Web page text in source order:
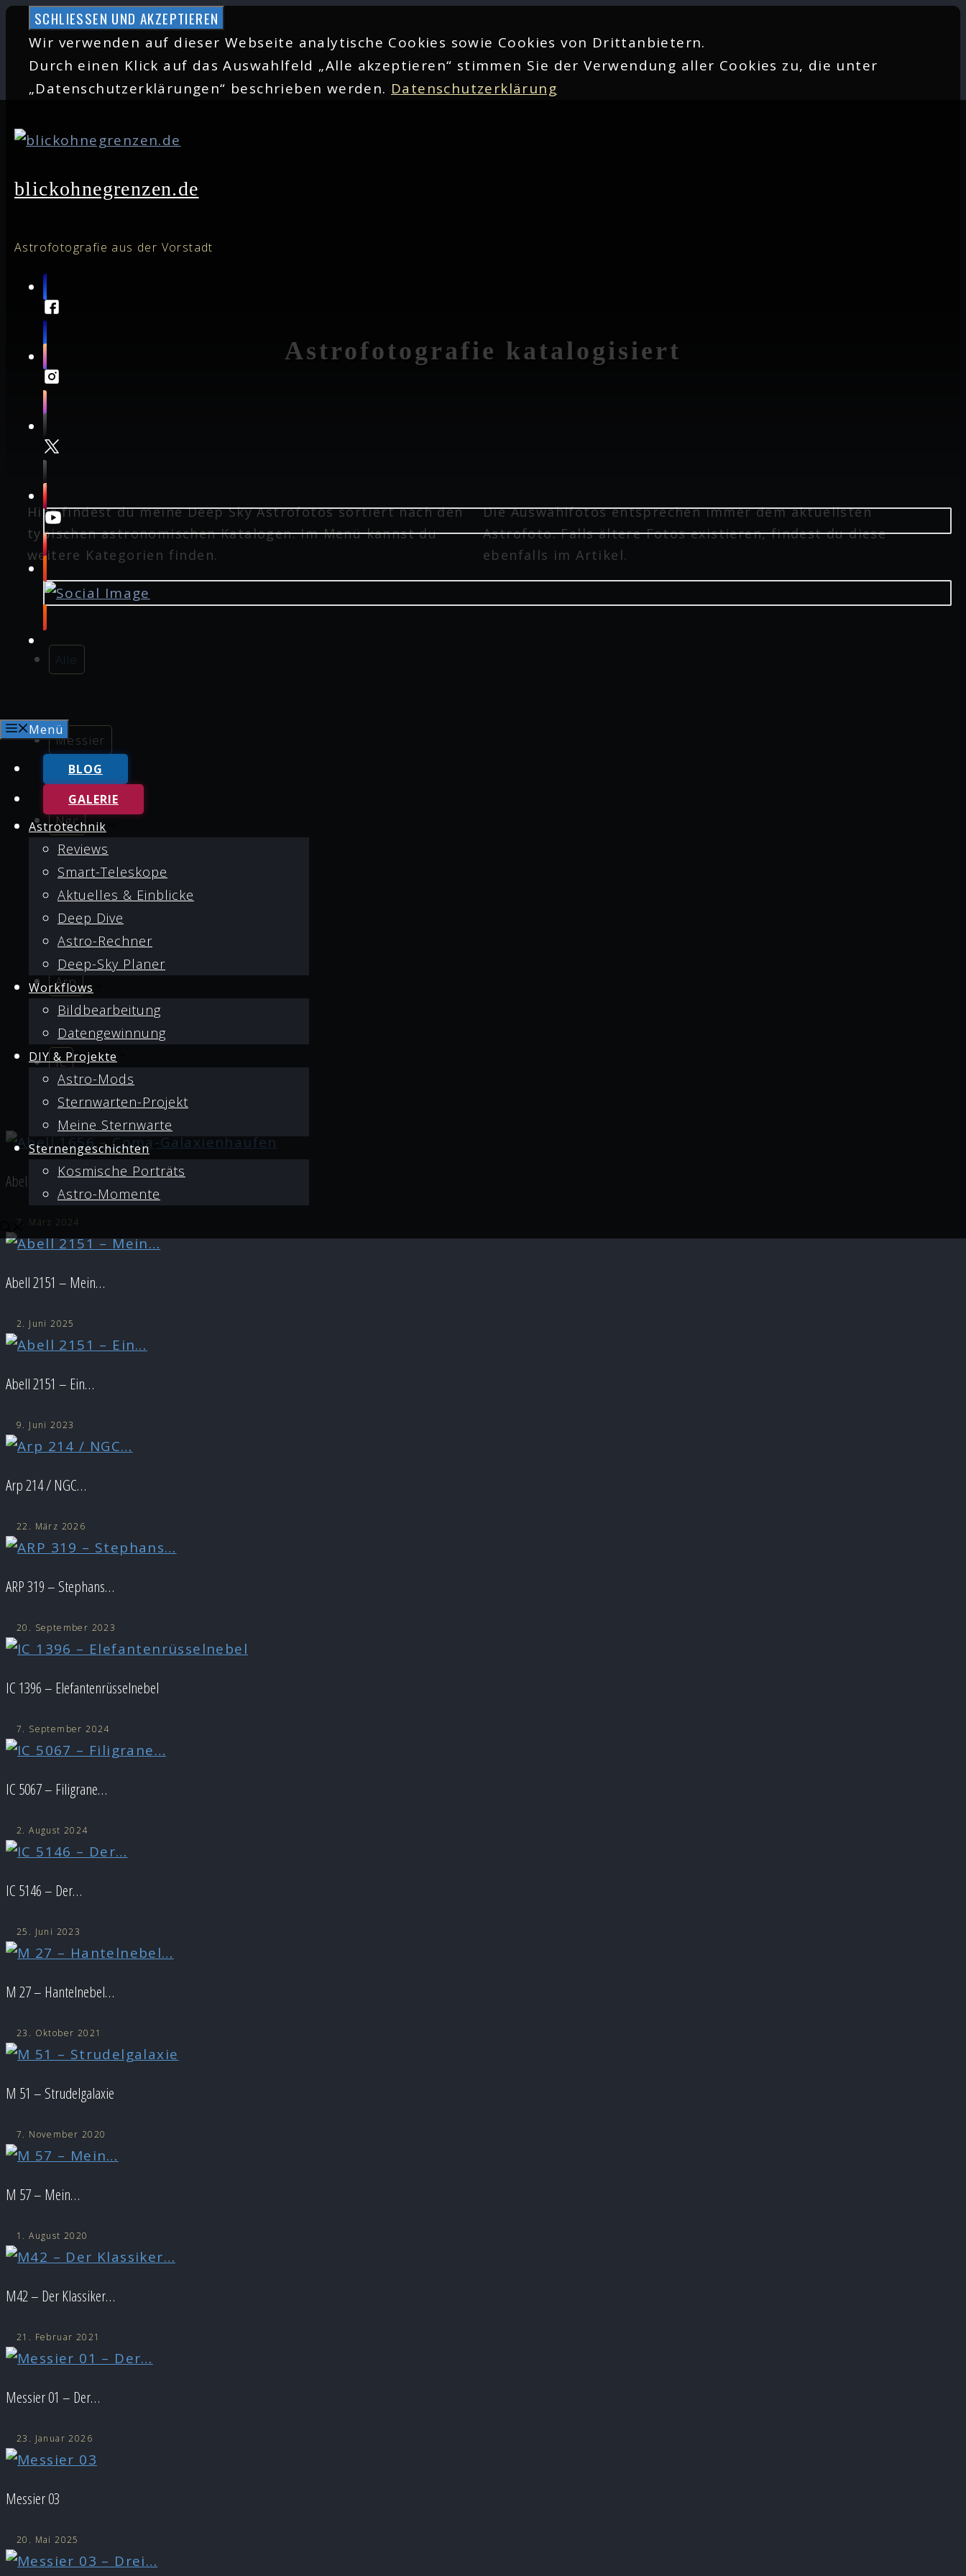
Zum
Inhalt
springen
Wir verwenden auf dieser Webseite analytische Cookies sowie Cookies von Drittanbietern.
Durch einen Klick auf das Auswahlfeld „Alle akzeptieren“ stimmen Sie der Verwendung aller Cookies zu, die unter
„Datenschutzerklärungen“ beschrieben werden. Datenschutzerklärung
blickohnegrenzen.de
Astrofotografie aus der Vorstadt
Menü
BLOG
GALERIE
Astrotechnik
Reviews
Smart-Teleskope
Aktuelles & Einblicke
Deep Dive
Astro-Rechner
Deep-Sky Planer
Workflows
Bildbearbeitung
Datengewinnung
DIY & Projekte
Astro-Mods
Sternwarten-Projekt
Meine Sternwarte
Sternengeschichten
Kosmische Porträts
Astro-Momente
Astrofotografie katalogisiert
Hier findest du meine Deep Sky Astrofotos sortiert nach den
typischen astronomischen Katalogen. Im Menü kannst du
weitere Kategorien finden.
Die Auswahlfotos entsprechen immer dem aktuellsten
Astrofoto. Falls ältere Fotos existieren, findest du diese
ebenfalls im Artikel.
Alle
Messier
Ngc
Abell
Arp
Ic
Abell 1656 – Coma-Galaxienhaufen
7. März 2024
Abell 2151 – Mein…
2. Juni 2025
Abell 2151 – Ein…
9. Juni 2023
Arp 214 / NGC…
22. März 2026
ARP 319 – Stephans…
20. September 2023
IC 1396 – Elefantenrüsselnebel
7. September 2024
IC 5067 – Filigrane…
2. August 2024
IC 5146 – Der…
25. Juni 2023
M 27 – Hantelnebel…
23. Oktober 2021
M 51 – Strudelgalaxie
7. November 2020
M 57 – Mein…
1. August 2020
M42 – Der Klassiker…
21. Februar 2021
Messier 01 – Der…
23. Januar 2026
Messier 03
20. Mai 2025